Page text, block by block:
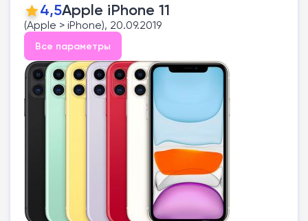
4,5Apple iPhone 11
(Apple > iPhone), 20.09.2019
Все параметры